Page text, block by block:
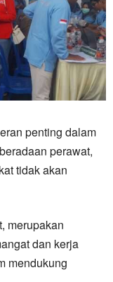
penting dalam
perawat,
tidak akan
merupakan
dan kerja
mendukung